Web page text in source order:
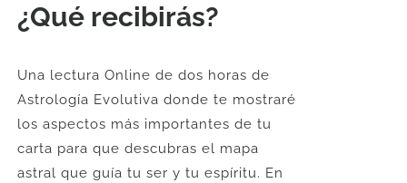
¿Qué recibirás?
Una lectura Online de dos horas de
Astrología Evolutiva donde te mostraré
los aspectos más importantes de tu
carta para que descubras el mapa
astral que guía tu ser y tu espíritu. En